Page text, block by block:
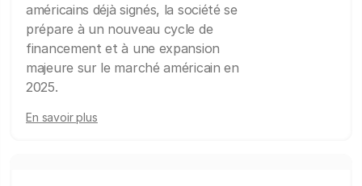
américains déjà signés, la société se
prépare à un nouveau cycle de
financement et à une expansion
majeure sur le marché américain en
2025.
En savoir plus